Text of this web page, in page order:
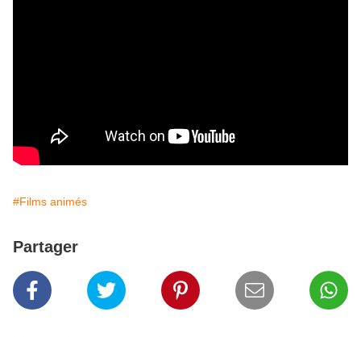
#Films animés
Partager